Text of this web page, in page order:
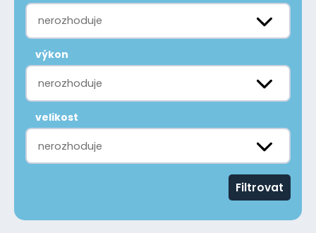
nerozhoduje
výkon
nerozhoduje
velikost
nerozhoduje
Filtrovat